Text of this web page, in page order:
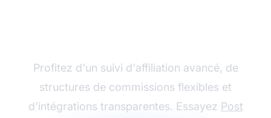
Profitez d'un suivi d'affiliation avancé, de
structures de commissions flexibles et
d'intégrations transparentes. Essayez Post